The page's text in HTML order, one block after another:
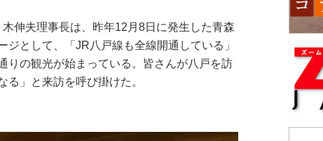
伸夫理事長は、昨年12月8日に発生した青森
として、「JR八戸線も全線開通している」
りの観光が始まっている。皆さんが八戸を訪
る」と来訪を呼び掛けた。